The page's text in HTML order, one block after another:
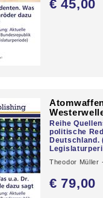
€ 45,00
Reihe
politische
Deutschland.
Theodor Müller
€ 79,00